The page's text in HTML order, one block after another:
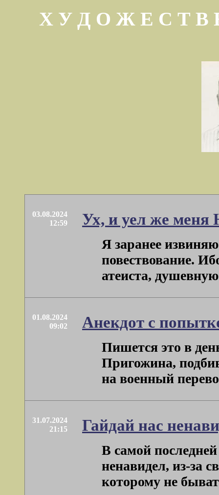
Х У Д О Ж Е С Т
03.08.2024
12:59
Ух, и уел же
Я заранее
повествование.
атеиста,
01.08.2024
09:02
Анекдот с
Пишется это в
Пригожина,
на военный
31.07.2024
21:15
Гайдай нас
В самой
ненавидел, из-за
которому не